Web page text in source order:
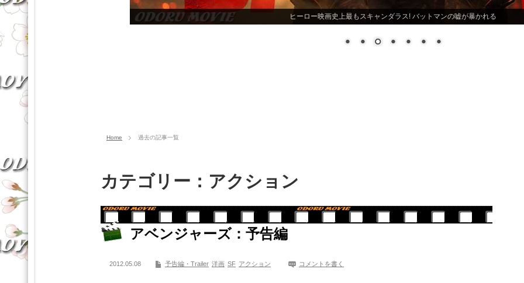
ヒーロー映画史上最もスキャンダラス! バットマンの嘘が暴かれる
Home 過去の記事一覧
カテゴリー：アクション
アベンジャーズ：予告編
2012.05.08 予告編・Trailer 洋画 SF アクション コメントを書く